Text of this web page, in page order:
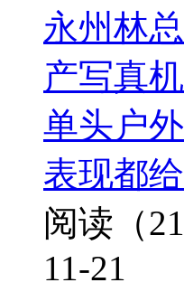
永州林
产写真
单头户
表现都
阅读（
11-21